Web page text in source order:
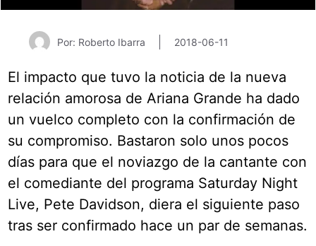
Por: Roberto Ibarra 2018-06-11
El impacto que tuvo la noticia de la nueva
relación amorosa de Ariana Grande ha dado
un vuelco completo con la confirmación de
su compromiso. Bastaron solo unos pocos
días para que el noviazgo de la cantante con
el comediante del programa Saturday Night
Live, Pete Davidson, diera el siguiente paso
tras ser confirmado hace un par de semanas.